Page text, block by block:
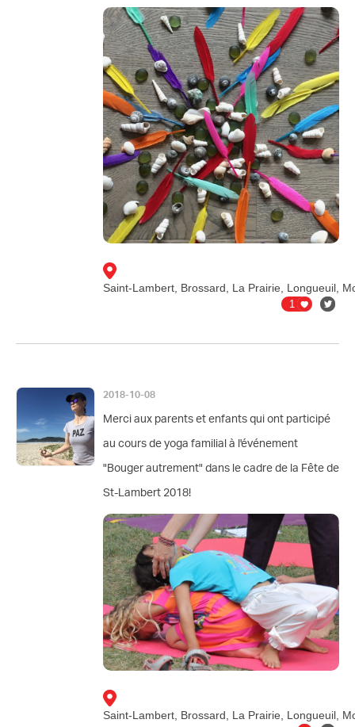
Saint-Lambert, Brossard, La Prairie, Longueuil,
1
2018-10-08
Merci aux parents et enfants qui ont participé
au cours de yoga familial à l'événement
"Bouger autrement" dans le cadre de la Fête de
St-Lambert 2018!
Saint-Lambert, Brossard, La Prairie, Longueuil,